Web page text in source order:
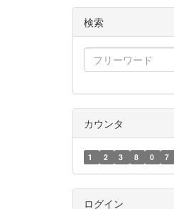
検索
カウンタ
1 2 3 8 0 7
ログイン